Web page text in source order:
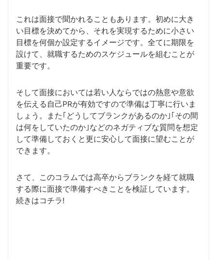
これは面接で聞かれることもあります。初めに大き
い目標を決めてから、それを実現するために小さい
目標を何個か設定するイメージです。全てに期限を
設けて、就職するためのスケジュールを組むことが
重要です。
そして面接においては若い人ならではの熱意や意欲
を伝える自己PRが有効ですので準備は丁寧に行いま
しょう。また｢どうしてブランクがあるのか｣｢その間
は何をしていたのか｣などのネガティブな質問を想定
して準備しておくと更に安心して面接に望むことが
できます。
さて、このコラムでは高卒からブランクを経て就職
する際に面接で準備すべきことを検証しています。
続きはコチラ!